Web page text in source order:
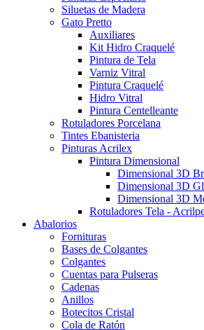
Siluetas de Madera
Gato Pretto
Auxiliares
Kit Hidro Craquelé
Pintura de Tela
Varniz Vitral
Pintura Craquelé
Hidro Vitral
Pintura Centelleante
Rotuladores Porcelana
Tintes Ebanisteria
Pinturas Acrilex
Pintura Dimensional
Dimensional 3D
Dimensional 3D
Dimensional 3D
Rotuladores Tela -
Abalorios
Fornituras
Bases de Colgantes
Colgantes
Cuentas para Pulseras
Cadenas
Anillos
Botecitos Cristal
Cola de Ratón